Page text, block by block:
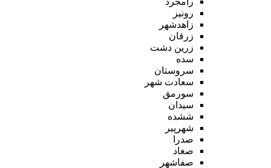
رونیز
زاهدشهر
زرقان
زرین دشت
سده
سروستان
سعادت شهر
سورمق
سیدان
ششده
شهرپیر
صدرا
صغاد
صفاشهر